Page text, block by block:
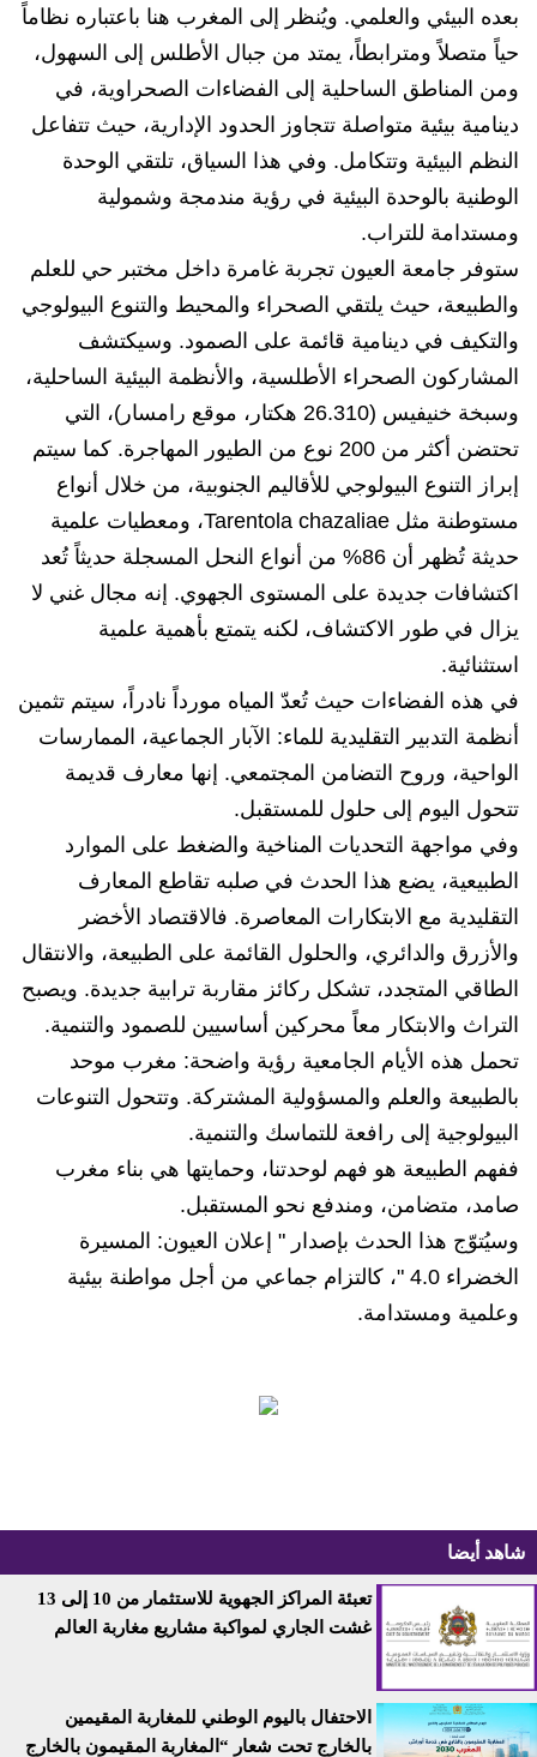
بعده البيئي والعلمي. ويُنظر إلى المغرب هنا باعتباره نظاماً
حياً متصلاً ومترابطاً، يمتد من جبال الأطلس إلى السهول،
ومن المناطق الساحلية إلى الفضاءات الصحراوية، في
دينامية بيئية متواصلة تتجاوز الحدود الإدارية، حيث تتفاعل
النظم البيئية وتتكامل. وفي هذا السياق، تلتقي الوحدة
الوطنية بالوحدة البيئية في رؤية مندمجة وشمولية
ومستدامة للتراب.
ستوفر جامعة العيون تجربة غامرة داخل مختبر حي للعلم
والطبيعة، حيث يلتقي الصحراء والمحيط والتنوع البيولوجي
والتكيف في دينامية قائمة على الصمود. وسيكتشف
المشاركون الصحراء الأطلسية، والأنظمة البيئية الساحلية،
وسبخة خنيفيس (26.310 هكتار، موقع رامسار)، التي
تحتضن أكثر من 200 نوع من الطيور المهاجرة. كما سيتم
إبراز التنوع البيولوجي للأقاليم الجنوبية، من خلال أنواع
مستوطنة مثل Tarentola chazaliae، ومعطيات علمية
حديثة تُظهر أن 86% من أنواع النحل المسجلة حديثاً تُعد
اكتشافات جديدة على المستوى الجهوي. إنه مجال غني لا
يزال في طور الاكتشاف، لكنه يتمتع بأهمية علمية
استثنائية.
في هذه الفضاءات حيث تُعدّ المياه مورداً نادراً، سيتم تثمين
أنظمة التدبير التقليدية للماء: الآبار الجماعية، الممارسات
الواحية، وروح التضامن المجتمعي. إنها معارف قديمة
تتحول اليوم إلى حلول للمستقبل.
وفي مواجهة التحديات المناخية والضغط على الموارد
الطبيعية، يضع هذا الحدث في صلبه تقاطع المعارف
التقليدية مع الابتكارات المعاصرة. فالاقتصاد الأخضر
والأزرق والدائري، والحلول القائمة على الطبيعة، والانتقال
الطاقي المتجدد، تشكل ركائز مقاربة ترابية جديدة. ويصبح
التراث والابتكار معاً محركين أساسيين للصمود والتنمية.
تحمل هذه الأيام الجامعية رؤية واضحة: مغرب موحد
بالطبيعة والعلم والمسؤولية المشتركة. وتتحول التنوعات
البيولوجية إلى رافعة للتماسك والتنمية.
ففهم الطبيعة هو فهم لوحدتنا، وحمايتها هي بناء مغرب
صامد، متضامن، ومندفع نحو المستقبل.
وسيُتوّج هذا الحدث بإصدار " إعلان العيون: المسيرة
الخضراء 4.0 "، كالتزام جماعي من أجل مواطنة بيئية
وعلمية ومستدامة.
شاهد أيضا
تعبئة المراكز الجهوية للاستثمار من 10 إلى 13
غشت الجاري لمواكبة مشاريع مغاربة العالم
الاحتفال باليوم الوطني للمغاربة المقيمين
بالخارج تحت شعار “المغاربة المقيمون بالخارج